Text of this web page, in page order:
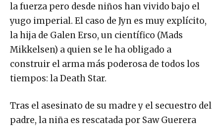
la fuerza pero desde niños han vivido bajo el
yugo imperial. El caso de Jyn es muy explícito,
la hija de Galen Erso, un científico (Mads
Mikkelsen) a quien se le ha obligado a
construir el arma más poderosa de todos los
tiempos: la Death Star.
Tras el asesinato de su madre y el secuestro del
padre, la niña es rescatada por Saw Guerera